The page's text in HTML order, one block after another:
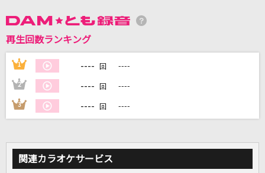
DAMに会員登録・ログインして
カラオケをもっと楽しもう！
自宅でカラオケ歌い放題！
家族や友達と一緒に！練習にも！
再生回数ランキング
1 ---- 回 ----
2 ---- 回 ----
3 ---- 回 ----
関連カラオケサービス